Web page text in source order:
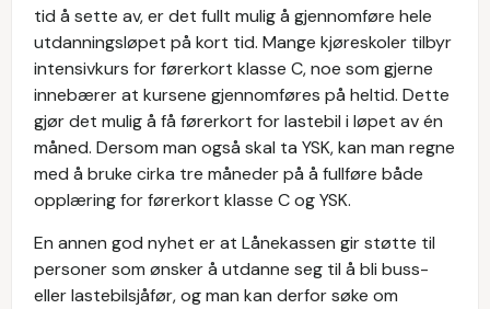
tid å sette av, er det fullt mulig å gjennomføre hele
utdanningsløpet på kort tid. Mange kjøreskoler tilbyr
intensivkurs for førerkort klasse C, noe som gjerne
innebærer at kursene gjennomføres på heltid. Dette
gjør det mulig å få førerkort for lastebil i løpet av én
måned. Dersom man også skal ta YSK, kan man regne
med å bruke cirka tre måneder på å fullføre både
opplæring for førerkort klasse C og YSK.
En annen god nyhet er at Lånekassen gir støtte til
personer som ønsker å utdanne seg til å bli buss-
eller lastebilsjåfør, og man kan derfor søke om